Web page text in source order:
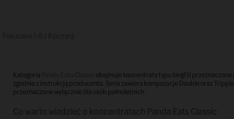
Kategoria
obejmuje koncentraty typu longfill
zgodnie z instrukcją producenta. Seria zawiera kompozycje Double oraz
przeznaczone wyłącznie dla osób pełnoletnich.